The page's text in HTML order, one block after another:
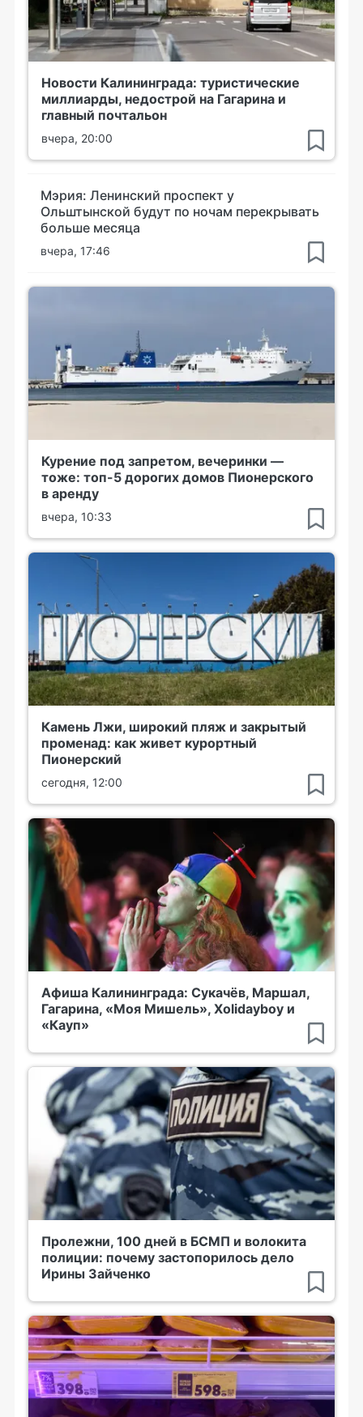
Новости Калининграда: туристические
миллиарды, недострой на Гагарина и
главный почтальон
вчера, 20:00
Мэрия: Ленинский проспект у
Ольштынской будут по ночам перекрывать
больше месяца
вчера, 17:46
Курение под запретом, вечеринки —
тоже: топ-5 дорогих домов Пионерского
в аренду
вчера, 10:33
Камень Лжи, широкий пляж и закрытый
променад: как живет курортный
Пионерский
сегодня, 12:00
Афиша Калининграда: Сукачёв, Маршал,
Гагарина, «Моя Мишель», Xolidayboy и
«Кауп»
Пролежни, 100 дней в БСМП и волокита
полиции: почему застопорилось дело
Ирины Зайченко